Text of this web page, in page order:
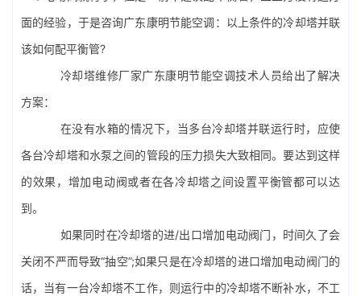
面的经验，于是咨询广东康明节能空调：以上条件的冷却塔并联
该如何配平衡管?
冷却塔维修厂家广东康明节能空调技术人员给出了解决
方案：
在没有水箱的情况下，当多台冷却塔并联运行时，应使
各台冷却塔和水泵之间的管段的压力损失大致相同。要达到这样
的效果，增加电动阀或者在各冷却塔之间设置平衡管都可以达
到。
如果同时在冷却塔的进/出口增加电动阀门，时间久了会
关闭不严而导致“抽空”;如果只是在冷却塔的进口增加电动阀门的
话，当有一台冷却塔不工作，则运行中的冷却塔不断补水，不工